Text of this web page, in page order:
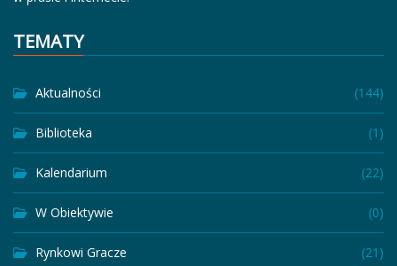
TEMATY
Aktualności (144)
Biblioteka (1)
Kalendarium (22)
W Obiektywie (0)
Rynkowi Gracze (21)